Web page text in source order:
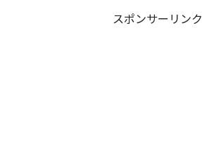
スポンサーリンク